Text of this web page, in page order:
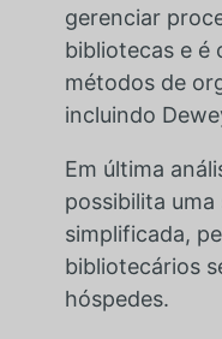
gerenciar
bibliotecas e é
métodos de
incluindo
Em última
possibilita uma
simplificada,
bibliotecários
hóspedes.